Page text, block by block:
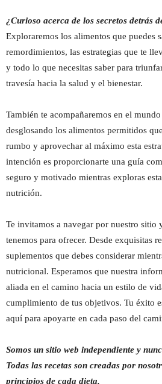
¿Curioso acerca de los secretos detrás
Exploraremos los alimentos que puedes
remordimientos, las estrategias que te
y todo lo que necesitas saber para
travesía hacia la salud y el bienestar.
También te acompañaremos en el
desglosando los alimentos permitidos
rumbo y aprovechar al máximo esta
intención es proporcionarte una guía
seguro y motivado mientras exploras
nutrición.
Te invitamos a navegar por nuestro sitio
tenemos para ofrecer. Desde exquisitas
suplementos que debes considerar
nutricional. Esperamos que nuestra
aliada en el camino hacia un estilo de
cumplimiento de tus objetivos. Tu éxito
aquí para apoyarte en cada paso del
Somos un sitio web independiente y
Todas las recetas son creadas por
principios de cada dieta.